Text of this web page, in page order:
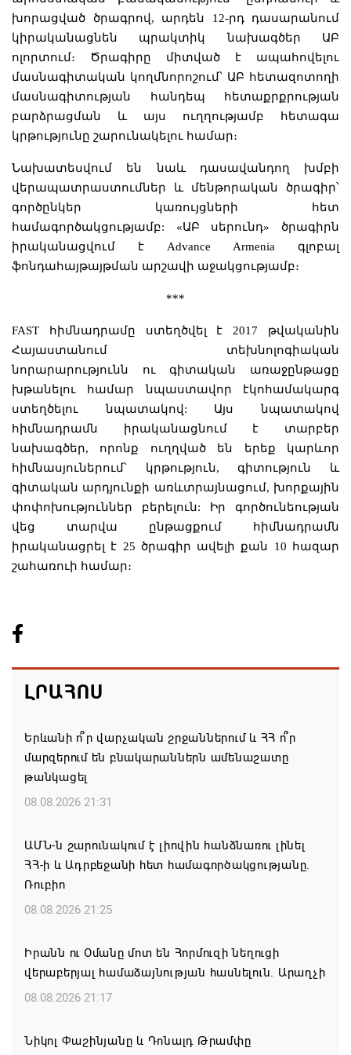
խորացված ծրագրով, արդեն 12-րդ դասարանում
կիրականացնեն պրակտիկ նախագծեր ԱԲ
ոլորտում։ Ծրագիրը միտված է ապահովելու
մասնագիտական կողմնորոշում՝ ԱԲ հետազոտողի
մասնագիտության հանդեպ հետաքրքրության
բարձրացման և այս ուղղությամբ հետագա
կրթությունը շարունակելու համար։
Նախատեսվում են նաև դասավանդող խմբի
վերապատրաստումներ և մենթորական ծրագիր՝
գործընկեր կառույցների հետ
համագործակցությամբ: «ԱԲ սերունդ» ծրագիրն
իրականացվում է Advance Armenia գլոբալ
ֆոնդահայթայթման արշավի աջակցությամբ։
***
FAST հիմնադրամը ստեղծվել է 2017 թվականին
Հայաստանում տեխնոլոգիական
նորարարությունն ու գիտական առաջընթացը
խթանելու համար նպաստավոր էկոհամակարգ
ստեղծելու նպատակով: Այս նպատակով
հիմնադրամն իրականացնում է տարբեր
նախագծեր, որոնք ուղղված են երեք կարևոր
հիմնասյուներում՝ կրթություն, գիտություն և
գիտական արդյունքի առևտրայնացում, խորքային
փոփոխություններ բերելուն: Իր գործունեության
վեց տարվա ընթացքում հիմնադրամն
իրականացրել է 25 ծրագիր ավելի քան 10 հազար
շահառուի համար։
ԼՐԱՀՈՍ
Երևանի ո՞ր վարչական շրջաններում և ՀՀ ո՞ր
մարզերում են բնակարաններն ամենաշատը
թանկացել
08.08.2026 21:31
ԱՄՆ-ն շարունակում է լիովին հանձնառու լինել
ՀՀ-ի և Ադրբեջանի հետ համագործակցությանը.
Ռուբիո
08.08.2026 21:25
Իրանն ու Օմանը մոտ են Հորմուզի նեղուցի
վերաբերյալ համաձայնության հասնելուն. Արաղչի
08.08.2026 21:17
Նիկոլ Փաշինյանը և Դոնալդ Թրամփը